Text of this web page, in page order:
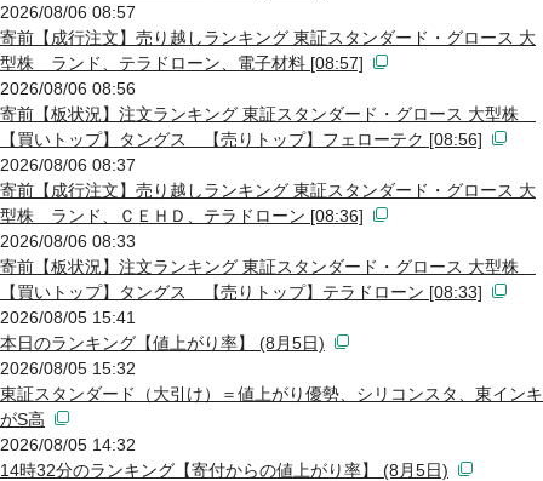
2026/08/06 08:57
寄前【成行注文】売り越しランキング 東証スタンダード・グロース 大
型株 ランド、テラドローン、電子材料 [08:57]
2026/08/06 08:56
寄前【板状況】注文ランキング 東証スタンダード・グロース 大型株
【買いトップ】タングス 【売りトップ】フェローテク [08:56]
2026/08/06 08:37
寄前【成行注文】売り越しランキング 東証スタンダード・グロース 大
型株 ランド、ＣＥＨＤ、テラドローン [08:36]
2026/08/06 08:33
寄前【板状況】注文ランキング 東証スタンダード・グロース 大型株
【買いトップ】タングス 【売りトップ】テラドローン [08:33]
2026/08/05 15:41
本日のランキング【値上がり率】 (8月5日)
2026/08/05 15:32
東証スタンダード（大引け）＝値上がり優勢、シリコンスタ、東インキ
がS高
2026/08/05 14:32
14時32分のランキング【寄付からの値上がり率】 (8月5日)